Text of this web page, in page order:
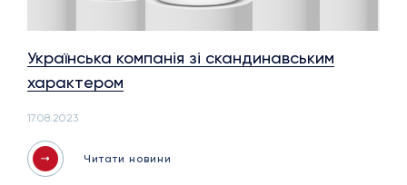
Українська компанія зі скандинавським
характером
17.08.2023
Читати новини